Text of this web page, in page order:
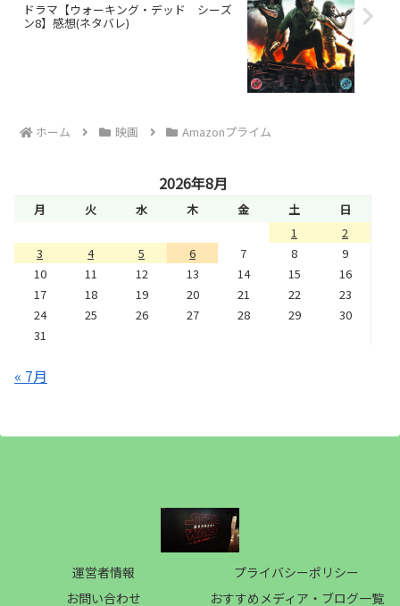
ドラマ【ウォーキング・デッド シーズ
ン8】感想(ネタバレ)
ホーム 映画 Amazonプライム
2026年8月
月 火 水 木 金 土
日
1
2
3
4 5 6 7 8
9
10
11 12 13 14 15
16
17
18 19 20 21 22
23
24
25 26 27 28 29
30
31
« 7月
運営者情報
プライバシーポリシー
お問い合わせ
おすすめメディア・ブログ一覧